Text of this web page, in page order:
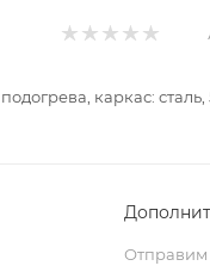
каркас: сталь,
Отправим